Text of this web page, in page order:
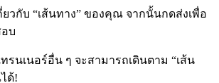
วกับ “เส้นทาง” ของคุณ จากนั้นกดส่งเพื่อ
บ
ทรนเนอร์อื่น ๆ จะสามารถเดินตาม “เส้น
ด้!